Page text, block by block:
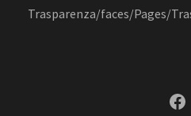
Trasparenza/faces/Pages/
Facebook